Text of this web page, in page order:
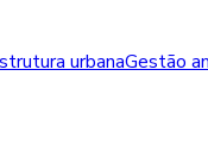
urbanaGestão